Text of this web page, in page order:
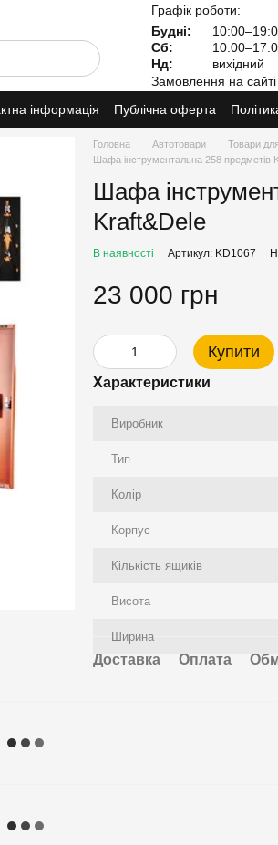
Графік роботи:
Будні:
Сб:
Нд:
вихідний
Замовлення на
інформація Публічна оферта
Головна Автотовари Товари
Шафа інструментальна 258 предметів
Шафа
Kraft&Dele
В наявності Артикул: KD1067
23 000 грн
Купити
Характеристики
Виробник
Тип
Колір
Корпус
Кількість ящиків
Висота
Ширина
Доставка Оплата